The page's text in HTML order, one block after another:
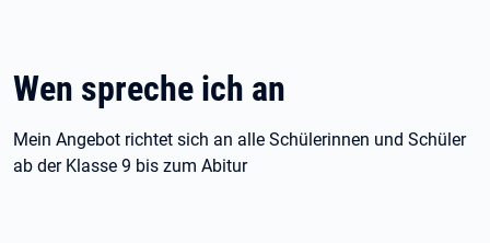
Wen spreche ich an
Mein Angebot richtet sich an alle Schülerinnen und Schüler
ab der Klasse 9 bis zum Abitur